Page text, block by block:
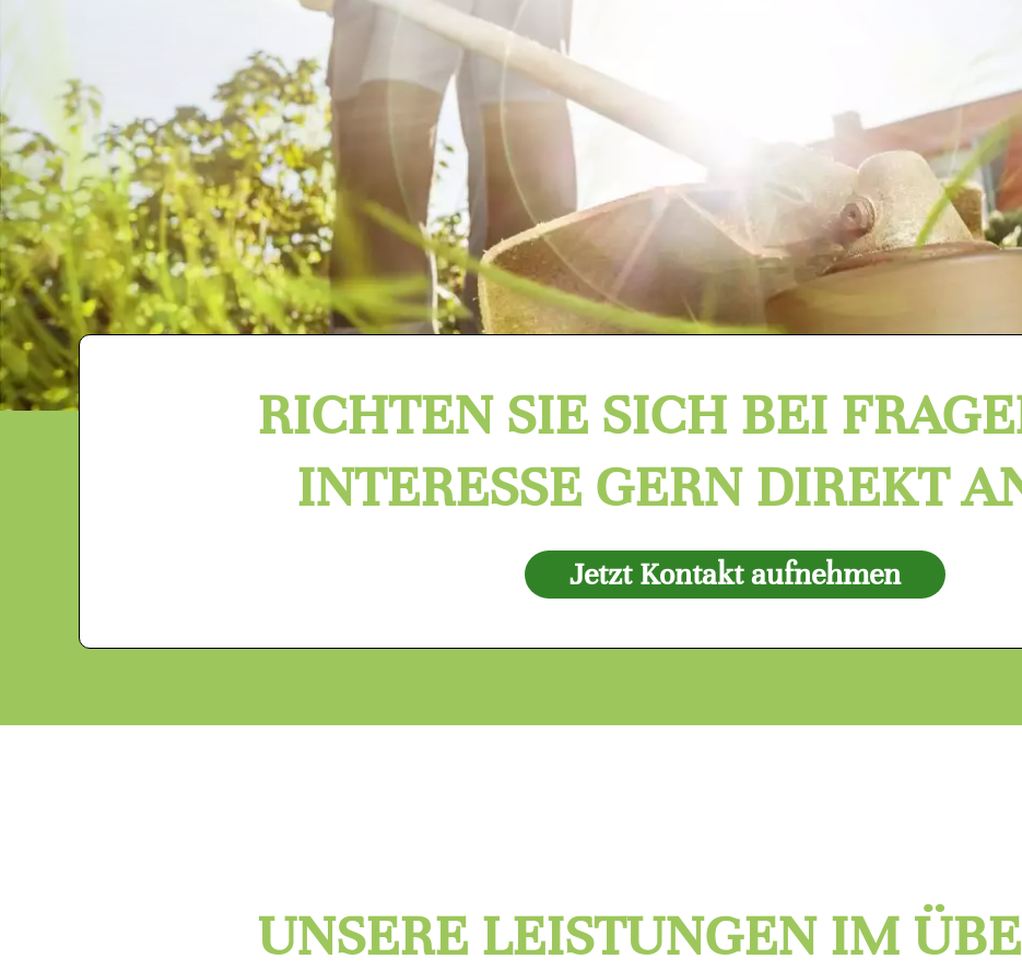
RICHTEN SIE SICH BEI
INTERESSE GERN DIREKT
Jetzt Kontakt aufnehmen
UNSERE LEISTUNGEN IM